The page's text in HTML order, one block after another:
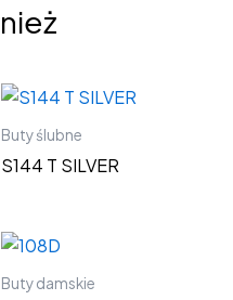
Buty ślubne
S144 T SILVER
Buty damskie